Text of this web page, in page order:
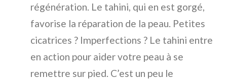
régénération. Le tahini, qui en est gorgé,
favorise la réparation de la peau. Petites
cicatrices ? Imperfections ? Le tahini entre
en action pour aider votre peau à se
remettre sur pied. C’est un peu le